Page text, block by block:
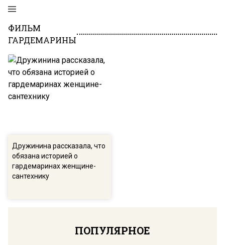
ФИЛЬМ
ГАРДЕМАРИНЫ
Дружинина рассказала, что
обязана историей о
гардемаринах женщине-
сантехнику
ПОПУЛЯРНОЕ